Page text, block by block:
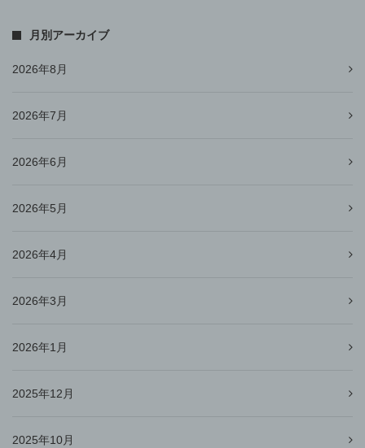
月別アーカイブ
2026年8月
2026年7月
2026年6月
2026年5月
2026年4月
2026年3月
2026年1月
2025年12月
2025年10月